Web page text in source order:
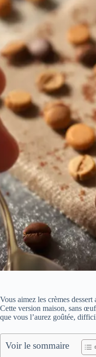
Vous aimez les crèmes
Cette version maison, sans
que vous l’aurez goûtée,
Voir le sommaire